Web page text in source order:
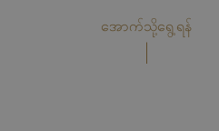
အောက်သို့ရွေ့ရန်